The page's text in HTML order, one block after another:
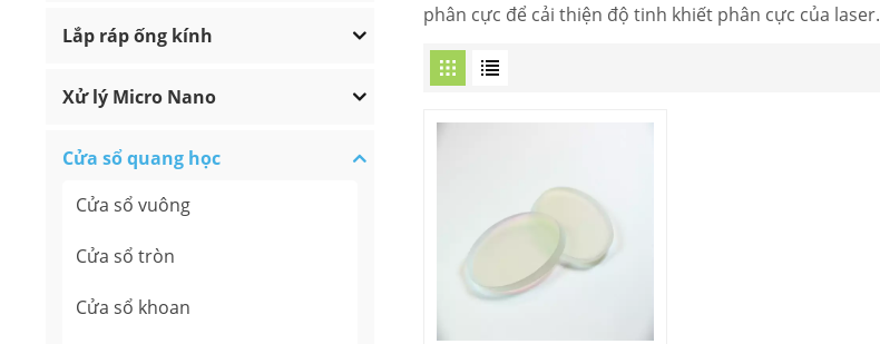
Lắp ráp ống kính
Xử lý Micro Nano
Cửa sổ quang học
Cửa sổ vuông
Cửa sổ tròn
Cửa sổ khoan
phân cực để cải thiện độ tinh khiết phân cực của laser.